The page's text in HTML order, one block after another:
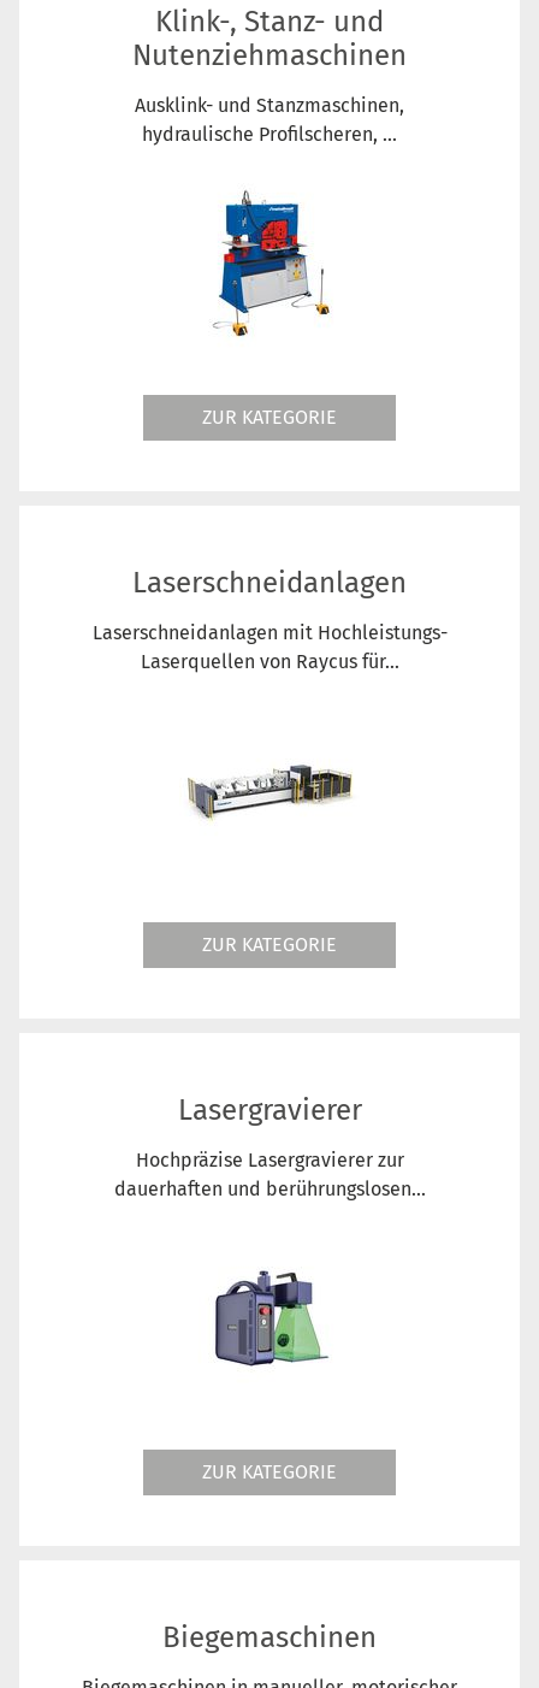
Klink-, Stanz- und
Nutenziehmaschinen
Ausklink- und Stanzmaschinen,
hydraulische Profilscheren, ...
ZUR KATEGORIE
Laserschneidanlagen
Laserschneidanlagen mit Hochleistungs-
Laserquellen von Raycus für...
ZUR KATEGORIE
Lasergravierer
Hochpräzise Lasergravierer zur
dauerhaften und berührungslosen...
ZUR KATEGORIE
Biegemaschinen